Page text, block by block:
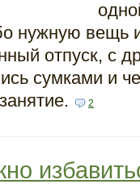
нужную вещь
отпуск, с
сумками и
2